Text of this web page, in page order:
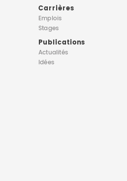
Carrières
Emplois
Stages
Publications
Actualités
Idées